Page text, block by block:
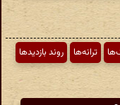
ترانه‌ها
روند بازدیدها